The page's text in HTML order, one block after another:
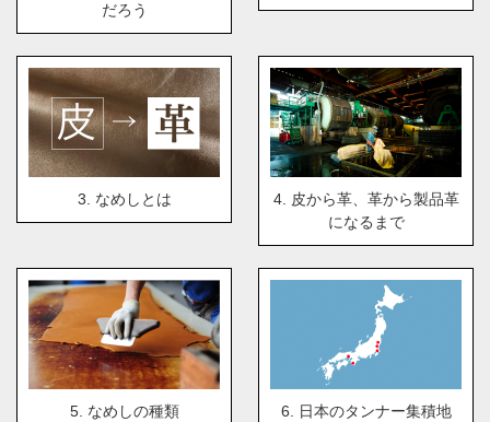
だろう
3. なめしとは
4. 皮から革、革から製品革
になるまで
5. なめしの種類 6. 日本のタンナー集積地